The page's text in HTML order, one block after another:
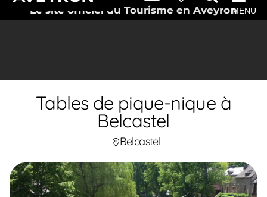
Le site officiel du Tourisme en AveyronMENU
Tables de pique-nique à
Belcastel
Belcastel